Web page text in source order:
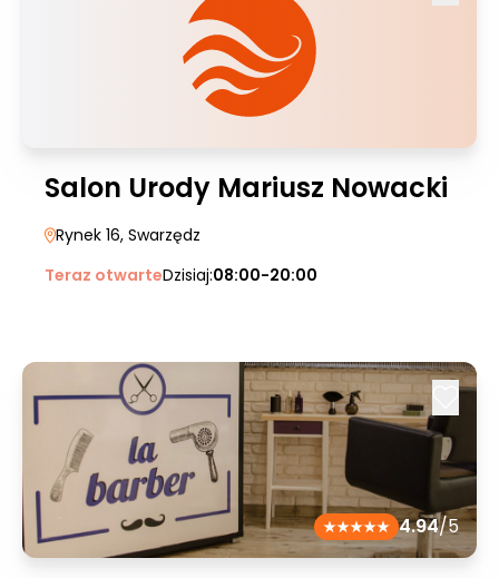
Salon Urody Mariusz Nowacki
Rynek 16, Swarzędz
Teraz otwarteDzisiaj:08:00-20:00
4.94/5